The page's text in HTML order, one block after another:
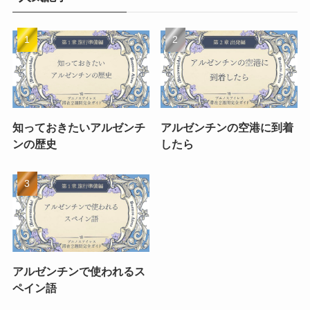
知っておきたいアルゼンチ
ンの歴史
アルゼンチンの空港に到着
したら
アルゼンチンで使われるス
ペイン語